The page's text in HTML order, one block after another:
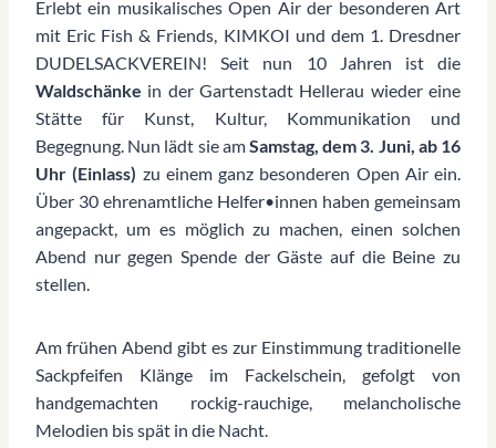
Erlebt ein musikalisches Open Air der besonderen Art
mit Eric Fish & Friends, KIMKOI und dem 1. Dresdner
DUDELSACKVEREIN! Seit nun 10 Jahren ist die
Waldschänke in der Gartenstadt Hellerau wieder eine
Stätte für Kunst, Kultur, Kommunikation und
Begegnung. Nun lädt sie amSamstag, dem 3. Juni, ab 16
Uhr (Einlass) zu einem ganz besonderen Open Air ein.
Über 30 ehrenamtliche Helfer•innen haben gemeinsam
angepackt, um es möglich zu machen, einen solchen
Abend nur gegen Spende der Gäste auf die Beine zu
stellen.
Am frühen Abend gibt es zur Einstimmung traditionelle
Sackpfeifen Klänge im Fackelschein, gefolgt von
handgemachten rockig-rauchige, melancholische
Melodien bis spät in die Nacht.